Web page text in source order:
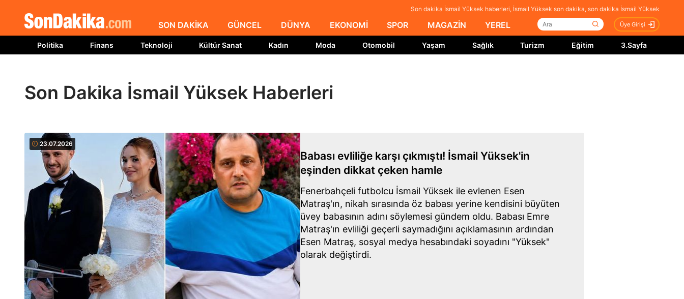
Son dakika İsmail Yüksek haberleri, İsmail Yüksek son dakika, son dakika İsmail Yüksek
SON DAKİKA GÜNCEL DÜNYA EKONOMİ SPOR MAGAZİN YEREL Üye Girişi
Politika Finans Teknoloji Kültür Sanat Kadın Moda Otomobil Yaşam Sağlık Turizm Eğitim 3.Sayfa
Son Dakika İsmail Yüksek Haberleri
23.07.2026
Babası evliliğe karşı çıkmıştı! İsmail Yüksek'in
eşinden dikkat çeken hamle
Fenerbahçeli futbolcu İsmail Yüksek ile evlenen Esen
Matraş'ın, nikah sırasında öz babası yerine kendisini büyüten
üvey babasının adını söylemesi gündem oldu. Babası Emre
Matraş'ın evliliği geçerli saymadığını açıklamasının ardından
Esen Matraş, sosyal medya hesabındaki soyadını "Yüksek"
olarak değiştirdi.